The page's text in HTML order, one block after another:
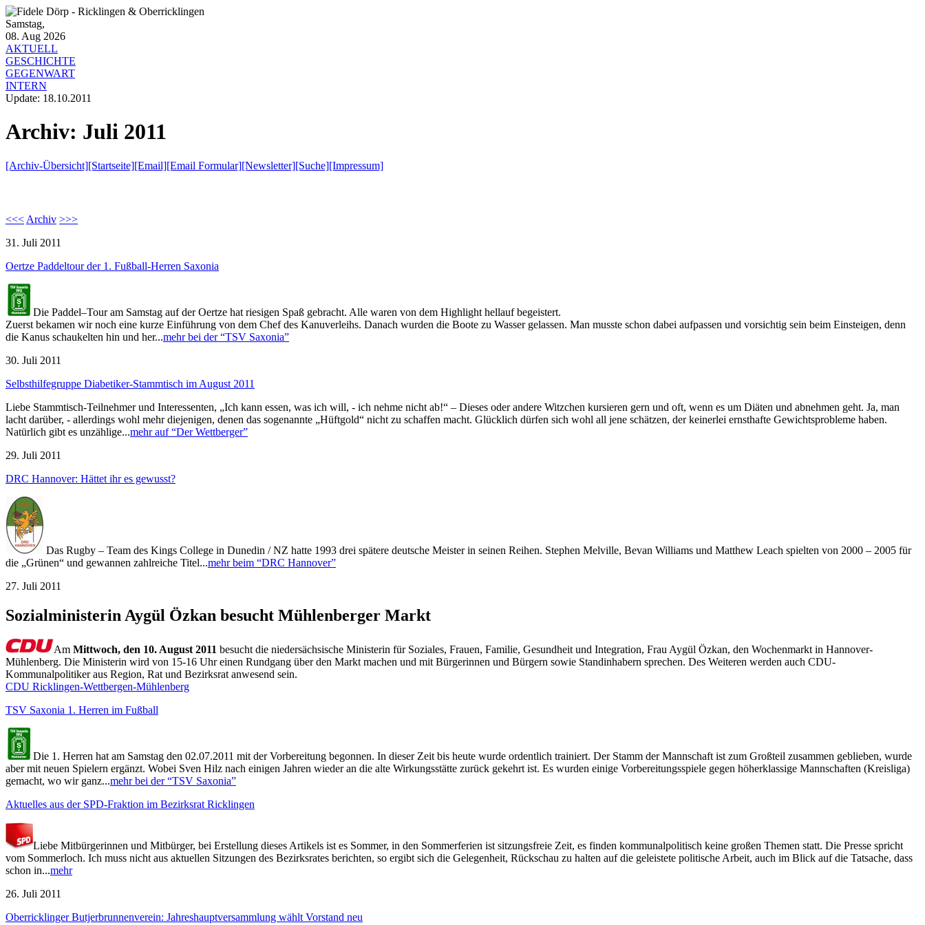
Samstag,
08. Aug 2026
AKTUELL
GESCHICHTE
GEGENWART
INTERN
Update: 18.10.2011
Archiv: Juli 2011
[Archiv-Übersicht][Startseite][Email][Email Formular][Newsletter][Suche][Impressum]
<<< Archiv >>>
31. Juli 2011
Oertze Paddeltour der 1. Fußball-Herren Saxonia
Die Paddel–Tour am Samstag auf der Oertze hat riesigen Spaß gebracht. Alle waren von dem Highlight hellauf begeistert.
Zuerst bekamen wir noch eine kurze Einführung von dem Chef des Kanuverleihs. Danach wurden die Boote zu Wasser gelassen. Man musste schon dabei aufpassen und vorsichtig sein beim Einsteigen, denn
die Kanus schaukelten hin und her...mehr bei der “TSV Saxonia”
30. Juli 2011
Selbsthilfegruppe Diabetiker-Stammtisch im August 2011
Liebe Stammtisch-Teilnehmer und Interessenten, „Ich kann essen, was ich will, - ich nehme nicht ab!“ – Dieses oder andere Witzchen kursieren gern und oft, wenn es um Diäten und abnehmen geht. Ja, man
lacht darüber, - allerdings wohl mehr diejenigen, denen das sogenannte „Hüftgold“ nicht zu schaffen macht. Glücklich dürfen sich wohl all jene schätzen, der keinerlei ernsthafte Gewichtsprobleme haben.
Natürlich gibt es unzählige...mehr auf “Der Wettberger”
29. Juli 2011
DRC Hannover: Hättet ihr es gewusst?
Das Rugby – Team des Kings College in Dunedin / NZ hatte 1993 drei spätere deutsche Meister in seinen Reihen. Stephen Melville, Bevan Williams und Matthew Leach spielten von 2000 – 2005 für
die „Grünen“ und gewannen zahlreiche Titel...mehr beim “DRC Hannover”
27. Juli 2011
Sozialministerin Aygül Özkan besucht Mühlenberger Markt
Am Mittwoch, den 10. August 2011 besucht die niedersächsische Ministerin für Soziales, Frauen, Familie, Gesundheit und Integration, Frau Aygül Özkan, den Wochenmarkt in Hannover-
Mühlenberg. Die Ministerin wird von 15-16 Uhr einen Rundgang über den Markt machen und mit Bürgerinnen und Bürgern sowie Standinhabern sprechen. Des Weiteren werden auch CDU-
Kommunalpolitiker aus Region, Rat und Bezirksrat anwesend sein.
CDU Ricklingen-Wettbergen-Mühlenberg
TSV Saxonia 1. Herren im Fußball
Die 1. Herren hat am Samstag den 02.07.2011 mit der Vorbereitung begonnen. In dieser Zeit bis heute wurde ordentlich trainiert. Der Stamm der Mannschaft ist zum Großteil zusammen geblieben, wurde
aber mit neuen Spielern ergänzt. Wobei Sven Hilz nach einigen Jahren wieder an die alte Wirkungsstätte zurück gekehrt ist. Es wurden einige Vorbereitungsspiele gegen höherklassige Mannschaften (Kreisliga)
gemacht, wo wir ganz...mehr bei der “TSV Saxonia”
Aktuelles aus der SPD-Fraktion im Bezirksrat Ricklingen
Liebe Mitbürgerinnen und Mitbürger, bei Erstellung dieses Artikels ist es Sommer, in den Sommerferien ist sitzungsfreie Zeit, es finden kommunalpolitisch keine großen Themen statt. Die Presse spricht
vom Sommerloch. Ich muss nicht aus aktuellen Sitzungen des Bezirksrates berichten, so ergibt sich die Gelegenheit, Rückschau zu halten auf die geleistete politische Arbeit, auch im Blick auf die Tatsache, dass
schon in...mehr
26. Juli 2011
Oberricklinger Butjerbrunnenverein: Jahreshauptversammlung wählt Vorstand neu